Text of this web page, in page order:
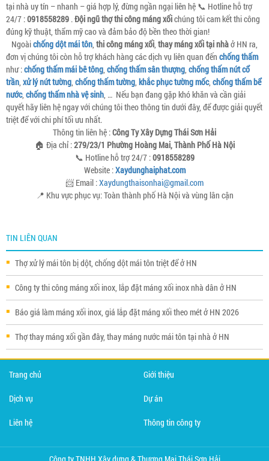
tại nhà uy tín – nhanh – giá hợp lý, đừng ngần ngại liên hệ 📞 Hotline hỗ trợ
24/7 :0918558289 .Đội ngũ thợ thi công máng xốichúng tôi cam kết thi công
đúng kỹ thuật, thẩm mỹ cao và đảm bảo độ bền theo thời gian!
Ngoàichống dột mái tôn, thi công máng xối, thay máng xối tại nhàở HN ra,
đơn vị chúng tôi còn hỗ trợ khách hàng các dịch vụ liên quan đến chống thấm
như :chống thấm mái bê tông, chống thấm sân thượng, chống thấm nứt cổ
trần, xử lý nứt tường, chống thấm tường, khắc phục tường mốc, chống thấm bể
nước, chống thấm nhà vệ sinh, … Nếu bạn đang gặp khó khăn và cần giải
quyết hãy liên hệ ngay với chúng tôi theo thông tin dưới đây, để được giải quyết
triệt để với chi phí tối ưu nhất.
Thông tin liên hệ :Công Ty Xây Dựng Thái Sơn Hải
🏠 Địa chỉ :279/23/1 Phường Hoàng Mai, Thành Phố Hà Nội
📞 Hotline hỗ trợ 24/7 :0918558289
Website :Xaydunghaiphat.com
📨 Email :Xaydungthaisonhai@gmail.com
📍 Khu vực phục vụ: Toàn thành phố Hà Nội và vùng lân cận
TIN LIÊN QUAN
Thợ xử lý mái tôn bị dột, chống dột mái tôn triệt để ở HN
Công ty thi công máng xối inox, lắp đặt máng xối inox nhà dân ở HN
Báo giá làm máng xối inox, giá lắp đặt máng xối theo mét ở HN 2026
Thợ thay máng xối gần đây, thay máng nước mái tôn tại nhà ở HN
Trang chủ Giới thiệu
Dịch vụ Dự án
Liên hệ Thông tin công ty